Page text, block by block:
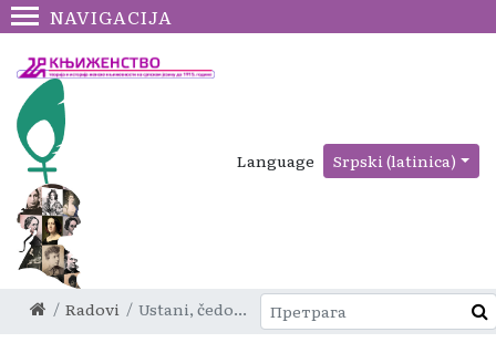
NAVIGACIJA
Language Srpski (latinica)
Radovi Ustani, čedo...